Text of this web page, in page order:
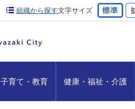
組織から探す文字サイズ
子育て・教育 健康・福祉・介護